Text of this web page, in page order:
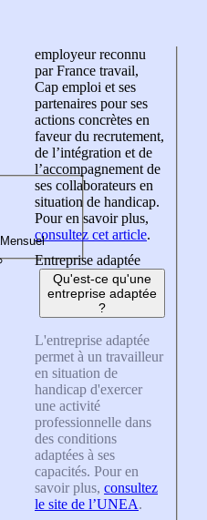
employeur reconnu
par France travail,
Cap emploi et ses
partenaires pour ses
actions concrètes en
faveur du recrutement,
de l’intégration et de
l’accompagnement de
ses collaborateurs en
situation de handicap.
Pour en savoir plus,
consultez cet article.
Entreprise adaptée
Qu'est-ce qu'une
entreprise adaptée
?
L'entreprise adaptée
permet à un travailleur
en situation de
handicap d'exercer
une activité
professionnelle dans
des conditions
adaptées à ses
capacités. Pour en
savoir plus, consultez
le site de l’UNEA.